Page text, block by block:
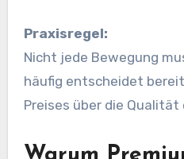
Praxisregel:
Nicht jede Bewegung
häufig entscheidet
Preises über die Qualität